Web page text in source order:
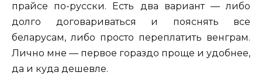
прайсе по-русски. Есть два вариант — либо
долго договариваться и пояснять все
беларусам, либо просто переплатить венграм.
Лично мне — первое гораздо проще и удобнее,
да и куда дешевле.